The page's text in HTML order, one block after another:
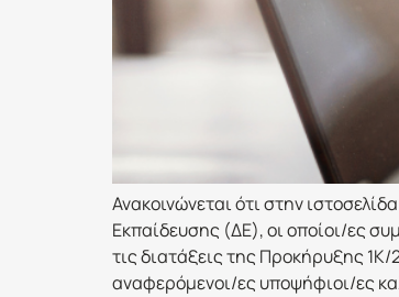
Ανακοινώνεται ότι στην
Εκπαίδευσης (ΔΕ), οι οποίοι/ες
τις διατάξεις της Προκήρυξης
αναφερόμενοι/ες υποψήφιοι/ες